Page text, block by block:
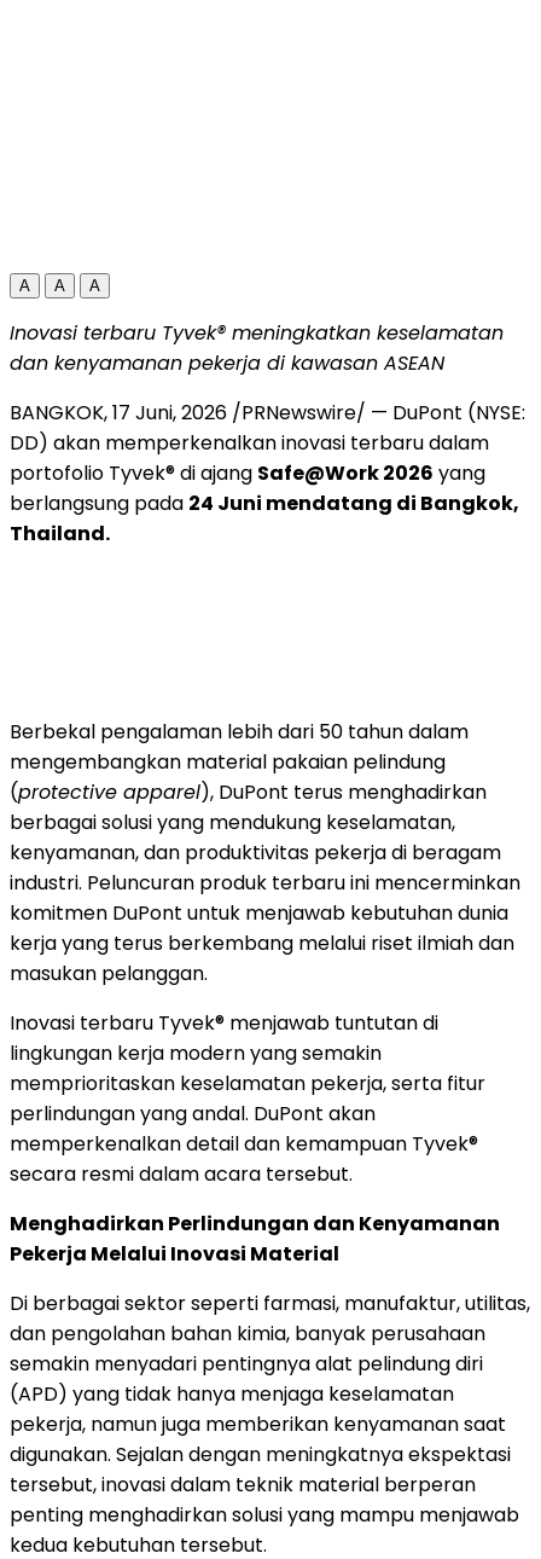
A A A
Inovasi terbaru Tyvek® meningkatkan keselamatan
dan kenyamanan pekerja di kawasan ASEAN
BANGKOK,17 Juni, 2026 /PRNewswire/ — DuPont (NYSE:
DD) akan memperkenalkan inovasi terbaru dalam
portofolio Tyvek® di ajang Safe@Work 2026 yang
berlangsung pada 24 Juni mendatang di Bangkok,
Thailand.
Berbekal pengalaman lebih dari 50 tahun dalam
mengembangkan material pakaian pelindung
(protective apparel), DuPont terus menghadirkan
berbagai solusi yang mendukung keselamatan,
kenyamanan, dan produktivitas pekerja di beragam
industri. Peluncuran produk terbaru ini mencerminkan
komitmen DuPont untuk menjawab kebutuhan dunia
kerja yang terus berkembang melalui riset ilmiah dan
masukan pelanggan.
Inovasi terbaru Tyvek® menjawab tuntutan di
lingkungan kerja modern yang semakin
memprioritaskan keselamatan pekerja, serta fitur
perlindungan yang andal. DuPont akan
memperkenalkan detail dan kemampuan Tyvek®
secara resmi dalam acara tersebut.
Menghadirkan Perlindungan dan Kenyamanan
Pekerja Melalui Inovasi Material
Di berbagai sektor seperti farmasi, manufaktur, utilitas,
dan pengolahan bahan kimia, banyak perusahaan
semakin menyadari pentingnya alat pelindung diri
(APD) yang tidak hanya menjaga keselamatan
pekerja, namun juga memberikan kenyamanan saat
digunakan. Sejalan dengan meningkatnya ekspektasi
tersebut, inovasi dalam teknik material berperan
penting menghadirkan solusi yang mampu menjawab
kedua kebutuhan tersebut.